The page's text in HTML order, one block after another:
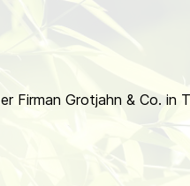
Firman Grotjahn & Co. in